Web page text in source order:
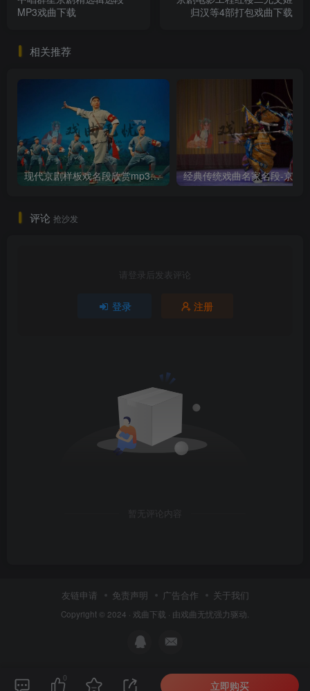
MP3戏曲下载
归汉等4部打包戏曲下载
相关推荐
现代京剧样板戏名段欣赏mp3打包戏曲下载
评论 抢沙发
请登录后发表评论
登录 注册
暂无评论内容
友链申请 免责声明 广告合作 关于我们
Copyright © 2024 · 戏曲下载 · 由戏曲无忧强力驱动.
0
立即购买